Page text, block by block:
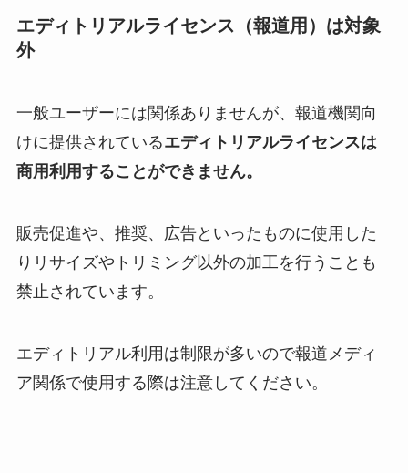
エディトリアルライセンス（報道用）は対象
外
一般ユーザーには関係ありませんが、報道機関向
けに提供されているエディトリアルライセンスは
商用利用することができません。
販売促進や、推奨、広告といったものに使用した
りリサイズやトリミング以外の加工を行うことも
禁止されています。
エディトリアル利用は制限が多いので報道メディ
ア関係で使用する際は注意してください。